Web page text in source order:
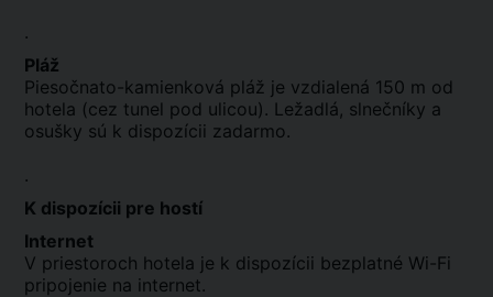
.
Pláž
Piesočnato-kamienková pláž je vzdialená 150 m od
hotela (cez tunel pod ulicou). Ležadlá, slnečníky a
osušky sú k dispozícii zadarmo.
.
K dispozícii pre hostí
Internet
V priestoroch hotela je k dispozícii bezplatné Wi-Fi
pripojenie na internet.